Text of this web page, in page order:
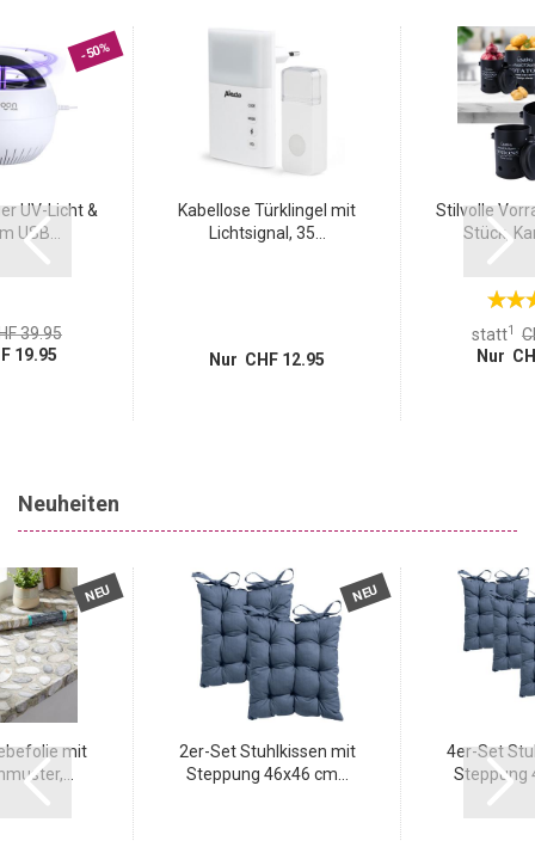
-50%
UV-Licht &
USB...
39.95
19.95
Kabellose Türklingel mit
Lichtsignal, 35...
Nur CHF 12.95
Stilvolle
Stück,
statt1
Nur
Neuheiten
NEU
mit
NEU
2er-Set Stuhlkissen mit
Steppung 46x46 cm...
4er-Set
Steppung